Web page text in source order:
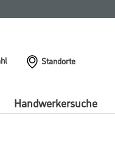
Standorte
Handwerkersuche